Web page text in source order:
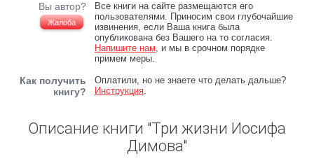
Вы автор?
Жалоба
Все книги на сайте размещаются его
пользователями. Приносим свои глубочайшие
извинения, если Ваша книга была
опубликована без Вашего на то согласия.
Напишите нам, и мы в срочном порядке
примем меры.
Как получить
книгу?
Оплатили, но не знаете что делать дальше?
Инструкция.
Описание книги "Три жизни Иосифа
Димова"